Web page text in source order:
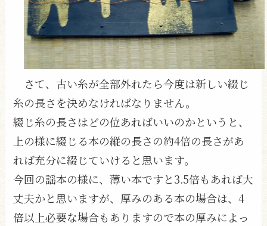
さて、古い糸が全部外れたら今度は新しい綴じ
糸の長さを決めなければなりません。
綴じ糸の長さはどの位あればいいのかというと、
上の様に綴じる本の縦の長さの約4倍の長さがあ
れば充分に綴じていけると思います。
今回の謡本の様に、薄い本ですと3.5倍もあれば大
丈夫かと思いますが、厚みのある本の場合は、4
倍以上必要な場合もありますので本の厚みによっ